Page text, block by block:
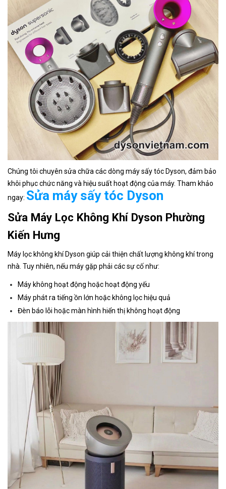
Chúng tôi chuyên sửa chữa các dòng máy sấy tóc Dyson, đảm bảo
khôi phục chức năng và hiệu suất hoạt động của máy. Tham khảo
ngay: Sửa máy sấy tóc Dyson
Sửa Máy Lọc Không Khí Dyson Phường
Kiến Hưng
Máy lọc không khí Dyson giúp cải thiện chất lượng không khí trong
nhà. Tuy nhiên, nếu máy gặp phải các sự cố như:
Máy không hoạt động hoặc hoạt động yếu
Máy phát ra tiếng ồn lớn hoặc không lọc hiệu quả
Đèn báo lỗi hoặc màn hình hiển thị không hoạt động